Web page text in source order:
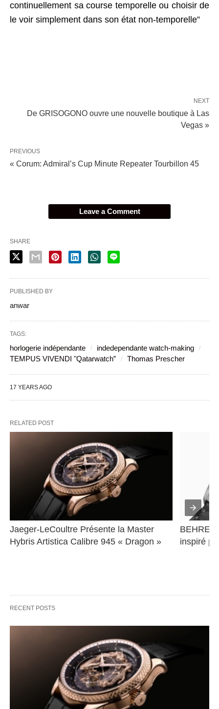
continuellement sa course temporelle ou choisir de
le voir simplement dans son état non-temporelle”
NEXT
De GRISOGONO ouvre une nouvelle boutique à Las
Vegas »
PREVIOUS
« Corum: Admiral’s Cup Minute Repeater Tourbillon 45
Leave a Comment
SHARE
PUBLISHED BY
anwar
TAGS:
horlogerie indépendante
indedependante watch-making
TEMPUS VIVENDI "Qatarwatch”
Thomas Prescher
17 YEARS AGO
RELATED POST
Jaeger-LeCoultre Présente la Master
Hybris Artistica Calibre 945 « Dragon »
inspiré
RECENT POSTS